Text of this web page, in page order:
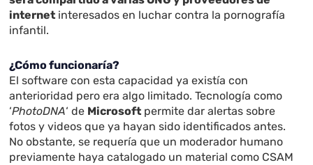
internet interesados en luchar contra la pornografía
infantil.
¿Cómo funcionaría?
El software con esta capacidad ya existía con
anterioridad pero era algo limitado. Tecnología como
‘PhotoDNA‘ de Microsoft permite dar alertas sobre
fotos y videos que ya hayan sido identificados antes.
No obstante, se requería que un moderador humano
previamente haya catalogado un material como CSAM